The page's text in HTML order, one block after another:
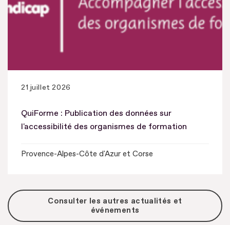
21 juillet 2026
QuiForme : Publication des données sur
l'accessibilité des organismes de formation
Provence-Alpes-Côte d'Azur et Corse
Consulter les autres actualités et
événements